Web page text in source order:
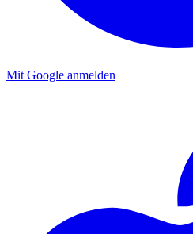
Mit Google anmelden